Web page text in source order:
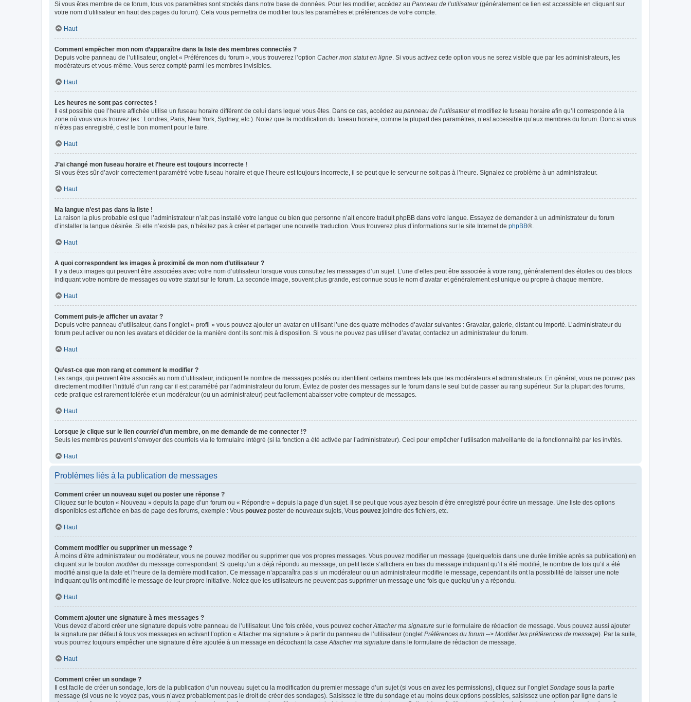
Si vous êtes membre de ce forum, tous vos paramètres sont stockés dans notre base de données. Pour les modifier, accédez au Panneau de l’utilisateur(généralement ce lien est accessible en cliquant sur
votre nom d’utilisateur en haut des pages du forum). Cela vous permettra de modifier tous les paramètres et préférences de votre compte.
Haut
Comment empêcher mon nom d’apparaître dans la liste des membres connectés ?
Depuis votre panneau de l’utilisateur, onglet « Préférences du forum », vous trouverez l’option Cacher mon statut en ligne. Si vous activez cette option vous ne serez visible que par les administrateurs, les
modérateurs et vous-même. Vous serez compté parmi les membres invisibles.
Haut
Les heures ne sont pas correctes !
Il est possible que l’heure affichée utilise un fuseau horaire différent de celui dans lequel vous êtes. Dans ce cas, accédez au panneau de l’utilisateuret modifiez le fuseau horaire afin qu’il corresponde à la
zone où vous vous trouvez (ex : Londres, Paris, New York, Sydney, etc.). Notez que la modification du fuseau horaire, comme la plupart des paramètres, n’est accessible qu’aux membres du forum. Donc si vous
n’êtes pas enregistré, c’est le bon moment pour le faire.
Haut
J’ai changé mon fuseau horaire et l’heure est toujours incorrecte !
Si vous êtes sûr d’avoir correctement paramétré votre fuseau horaire et que l’heure est toujours incorrecte, il se peut que le serveur ne soit pas à l’heure. Signalez ce problème à un administrateur.
Haut
Ma langue n’est pas dans la liste !
La raison la plus probable est que l’administrateur n’ait pas installé votre langue ou bien que personne n’ait encore traduit phpBB dans votre langue. Essayez de demander à un administrateur du forum
d’installer la langue désirée. Si elle n’existe pas, n’hésitez pas à créer et partager une nouvelle traduction. Vous trouverez plus d’informations sur le site Internet de phpBB®.
Haut
A quoi correspondent les images à proximité de mon nom d’utilisateur ?
Il y a deux images qui peuvent être associées avec votre nom d’utilisateur lorsque vous consultez les messages d’un sujet. L’une d’elles peut être associée à votre rang, généralement des étoiles ou des blocs
indiquant votre nombre de messages ou votre statut sur le forum. La seconde image, souvent plus grande, est connue sous le nom d’avatar et généralement est unique ou propre à chaque membre.
Haut
Comment puis-je afficher un avatar ?
Depuis votre panneau d’utilisateur, dans l’onglet « profil » vous pouvez ajouter un avatar en utilisant l’une des quatre méthodes d’avatar suivantes : Gravatar, galerie, distant ou importé. L’administrateur du
forum peut activer ou non les avatars et décider de la manière dont ils sont mis à disposition. Si vous ne pouvez pas utiliser d’avatar, contactez un administrateur du forum.
Haut
Qu’est-ce que mon rang et comment le modifier ?
Les rangs, qui peuvent être associés au nom d’utilisateur, indiquent le nombre de messages postés ou identifient certains membres tels que les modérateurs et administrateurs. En général, vous ne pouvez pas
directement modifier l’intitulé d’un rang car il est paramétré par l’administrateur du forum. Évitez de poster des messages sur le forum dans le seul but de passer au rang supérieur. Sur la plupart des forums,
cette pratique est rarement tolérée et un modérateur (ou un administrateur) peut facilement abaisser votre compteur de messages.
Haut
Lorsque je clique sur le lien courrield’un membre, on me demande de me connecter !?
Seuls les membres peuvent s’envoyer des courriels via le formulaire intégré (si la fonction a été activée par l’administrateur). Ceci pour empêcher l’utilisation malveillante de la fonctionnalité par les invités.
Haut
Problèmes liés à la publication de messages
Comment créer un nouveau sujet ou poster une réponse ?
Cliquez sur le bouton « Nouveau » depuis la page d’un forum ou « Répondre » depuis la page d’un sujet. Il se peut que vous ayez besoin d’être enregistré pour écrire un message. Une liste des options
disponibles est affichée en bas de page des forums, exemple : Vous pouvez poster de nouveaux sujets, Vous pouvez joindre des fichiers, etc.
Haut
Comment modifier ou supprimer un message ?
À moins d’être administrateur ou modérateur, vous ne pouvez modifier ou supprimer que vos propres messages. Vous pouvez modifier un message (quelquefois dans une durée limitée après sa publication) en
cliquant sur le bouton modifierdu message correspondant. Si quelqu’un a déjà répondu au message, un petit texte s’affichera en bas du message indiquant qu’il a été modifié, le nombre de fois qu’il a été
modifié ainsi que la date et l’heure de la dernière modification. Ce message n’apparaîtra pas si un modérateur ou un administrateur modifie le message, cependant ils ont la possibilité de laisser une note
indiquant qu’ils ont modifié le message de leur propre initiative. Notez que les utilisateurs ne peuvent pas supprimer un message une fois que quelqu’un y a répondu.
Haut
Comment ajouter une signature à mes messages ?
Vous devez d’abord créer une signature depuis votre panneau de l’utilisateur. Une fois créée, vous pouvez cocherAttacher ma signature sur le formulaire de rédaction de message. Vous pouvez aussi ajouter
la signature par défaut à tous vos messages en activant l’option « Attacher ma signature » à partir du panneau de l’utilisateur (ongletPréférences du forum --> Modifier les préférences de message). Par la suite,
vous pourrez toujours empêcher une signature d’être ajoutée à un message en décochant la caseAttacher ma signature dans le formulaire de rédaction de message.
Haut
Comment créer un sondage ?
Il est facile de créer un sondage, lors de la publication d’un nouveau sujet ou la modification du premier message d’un sujet (si vous en avez les permissions), cliquez sur l’ongletSondage sous la partie
message (si vous ne le voyez pas, vous n’avez probablement pas le droit de créer des sondages). Saisissez le titre du sondage et au moins deux options possibles, saisissez une option par ligne dans le